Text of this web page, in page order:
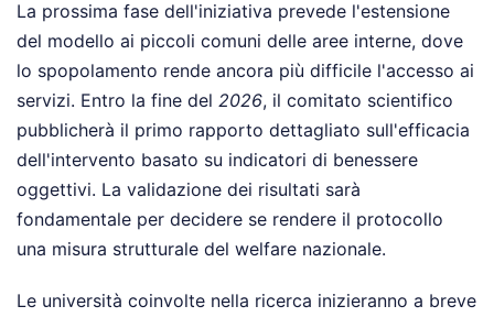
La prossima fase dell'iniziativa prevede l'estensione
del modello ai piccoli comuni delle aree interne, dove
lo spopolamento rende ancora più difficile l'accesso ai
servizi. Entro la fine del 2026, il comitato scientifico
pubblicherà il primo rapporto dettagliato sull'efficacia
dell'intervento basato su indicatori di benessere
oggettivi. La validazione dei risultati sarà
fondamentale per decidere se rendere il protocollo
una misura strutturale del welfare nazionale.
Le università coinvolte nella ricerca inizieranno a breve